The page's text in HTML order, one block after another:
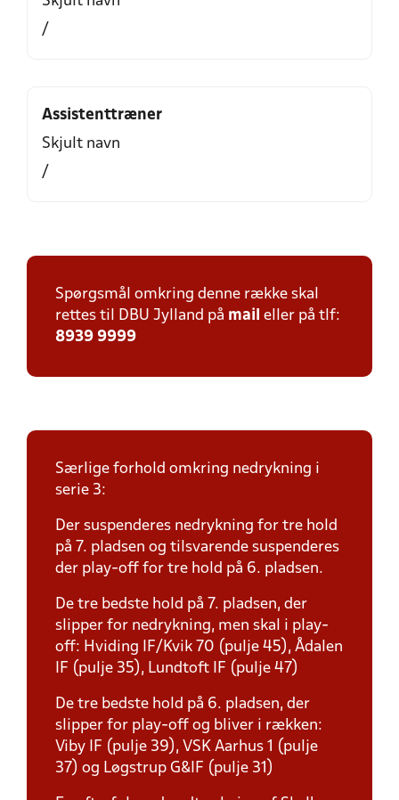
/
Assistenttræner
Skjult navn
/
Spørgsmål omkring denne række skal
rettes til DBU Jylland på mail eller på tlf:
8939 9999
Særlige forhold omkring nedrykning i
serie 3:
Der suspenderes nedrykning for tre hold
på 7. pladsen og tilsvarende suspenderes
der play-off for tre hold på 6. pladsen.
De tre bedste hold på 7. pladsen, der
slipper for nedrykning, men skal i play-
off: Hviding IF/Kvik 70 (pulje 45), Ådalen
IF (pulje 35), Lundtoft IF (pulje 47)
De tre bedste hold på 6. pladsen, der
slipper for play-off og bliver i rækken:
Viby IF (pulje 39), VSK Aarhus 1 (pulje
37) og Løgstrup G&IF (pulje 31)